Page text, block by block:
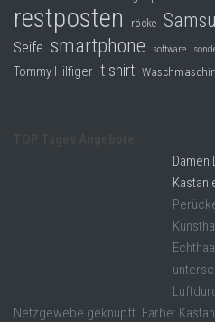
restposten röcke
Seife smartphone software
Tommy Hilfiger t shirt
Damen
Netzgewebe geknüpft. Farbe: